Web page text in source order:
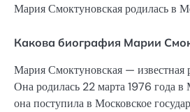
Мария Смоктуновская родилась в
Какова биография Марии
Мария Смоктуновская — известная
Она родилась 22 марта 1976 года в
она поступила в Московское